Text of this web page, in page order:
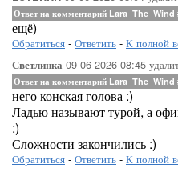
Ответ на комментарий Lara_The_Wind
ещё)
Обратиться - Ответить - К полной
Светлинка 09-06-2026-08:45
Ответ на комментарий Lara_The_Wind
него конская голова :)
Ладью называют турой, а
:)
Сложности закончились :)
Обратиться - Ответить - К полной